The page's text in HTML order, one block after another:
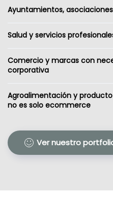
Ayuntamientos,
Salud y servicios
Comercio y marcas con
corporativa
Agroalimentación y
no es solo ecommerce
Ver nuestro